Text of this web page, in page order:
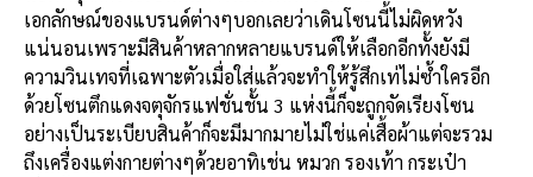
เอกลักษณ์ของแบรนด์ต่างๆบอกเลยว่าเดินโซนนี้ไม่ผิดหวัง
แน่นอนเพราะมีสินค้าหลากหลายแบรนด์ให้เลือกอีกทั้งยังมี
ความวินเทจที่เฉพาะตัวเมื่อใส่แล้วจะทำให้รู้สึกเท่ไม่ซ้ำใครอีก
ด้วยโซนตึกแดงจตุจักรแฟชั่นชั้น 3 แห่งนี้ก็จะถูกจัดเรียงโซน
อย่างเป็นระเบียบสินค้าก็จะมีมากมายไม่ใช่แค่เสื้อผ้าแต่จะรวม
ถึงเครื่องแต่งกายต่างๆด้วยอาทิเช่น หมวก รองเท้า กระเป๋า